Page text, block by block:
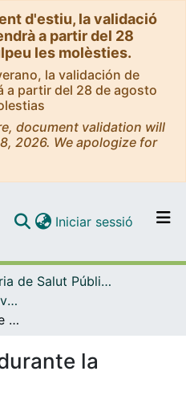
d'estiu, la validació
a partir del 28
les molèsties.
la validación de
a partir del 28 de agosto
document validation will
2026. We apologize for
per tot el DD
Iniciar sessió (current)
Infermeria de Salut Pública, Salut Mental i Maternoinfantil
Articles publicats en revistes (Infermeria de Salut Pública, Salut mental i Maternoinfantil)
Déficit de yodo durante la gestación
la